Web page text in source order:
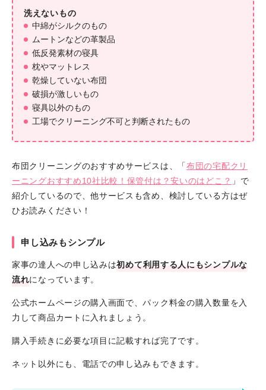
洗えないもの
中綿がシルクのもの
ムートンなどの革製品
低反発素材の寝具
枕やマットレス
乾燥していない布団
破損が激しいもの
寝具以外のもの
工場でクリーニング不可と判断されたもの
布団クリーニングのおすすめサービスは、「布団の宅配クリ
ーニングおすすめ10社比較！保管付は？安いのはどこ？ 」で
紹介しているので、他サービスも含め、検討している方はぜ
ひお読みください！
申し込みもシンプル
家事の達人への申し込みは初めて利用する人にもシンプルな
流れになっています。
公式ホームページの購入画面で、パック料金の購入数量を入
力して商品カートに入れましょう。
購入手続きに必要な項目に記載すれば完了です。
ネット以外にも、電話での申し込みもできます。